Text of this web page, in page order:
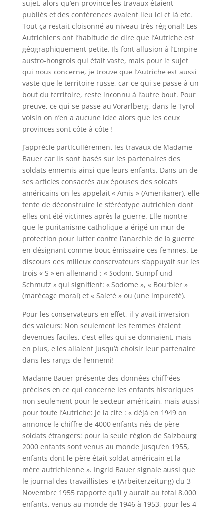
sujet, alors qu’en province les travaux étaient
publiés et des conférences avaient lieu ici et là etc.
Tout ça restait cloisonné au niveau très régional! Les
Autrichiens ont l’habitude de dire que l’Autriche est
géographiquement petite. Ils font allusion à l’Empire
austro-hongrois qui était vaste, mais pour le sujet
qui nous concerne, je trouve que l’Autriche est aussi
vaste que le territoire russe, car ce qui se passe à un
bout du territoire, reste inconnu à l’autre bout. Pour
preuve, ce qui se passe au Vorarlberg, dans le Tyrol
voisin on n’en a aucune idée alors que les deux
provinces sont côte à côte !
J’apprécie particulièrement les travaux de Madame
Bauer car ils sont basés sur les partenaires des
soldats ennemis ainsi que leurs enfants. Dans un de
ses articles consacrés aux épouses des soldats
américains on les appelait « Amis » (Amerikaner), elle
tente de déconstruire le stéréotype autrichien dont
elles ont été victimes après la guerre. Elle montre
que le puritanisme catholique a érigé un mur de
protection pour lutter contre l’anarchie de la guerre
en désignant comme bouc émissaire ces femmes. Le
discours des milieux conservateurs s’appuyait sur les
trois « S » en allemand : « Sodom, Sumpf und
Schmutz » qui signifient: « Sodome », « Bourbier »
(marécage moral) et « Saleté » ou (une impureté).
Pour les conservateurs en effet, il y avait inversion
des valeurs: Non seulement les femmes étaient
devenues faciles, c’est elles qui se donnaient, mais
en plus, elles allaient jusqu’à choisir leur partenaire
dans les rangs de l’ennemi!
Madame Bauer présente des données chiffrées
précises en ce qui concerne les enfants historiques
non seulement pour le secteur américain, mais aussi
pour toute l’Autriche: Je la cite : « déjà en 1949 on
annonce le chiffre de 4000 enfants nés de père
soldats étrangers; pour la seule région de Salzbourg
2000 enfants sont venus au monde jusqu’en 1955,
enfants dont le père était soldat américain et la
mère autrichienne ». Ingrid Bauer signale aussi que
le journal des travaillistes le (Arbeiterzeitung) du 3
Novembre 1955 rapporte qu’il y aurait au total 8.000
enfants, venus au monde de 1946 à 1953, pour les 4